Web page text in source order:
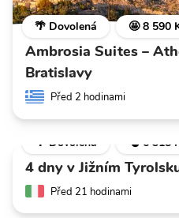
🌴 Dovolená 🤩 8 590
Ambrosia Suites –
Bratislavy
Před 2 hodinami
🌴 Dovolená 💣 6 318
4 dny v Jižním
Před 21 hodinami